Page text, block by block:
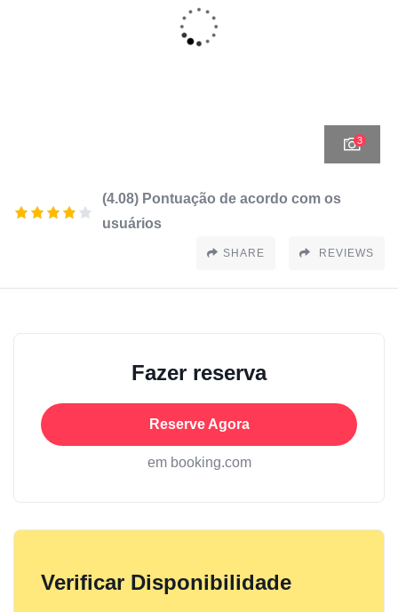
3
(4.08) Pontuação de acordo com os
usuários
SHARE REVIEWS
Fazer reserva
Reserve Agora
em booking.com
Verificar Disponibilidade